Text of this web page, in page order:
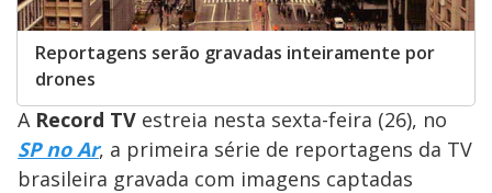
Reportagens serão gravadas inteiramente por
drones
A Record TV estreia nesta sexta-feira (26), no
SP no Ar, a primeira série de reportagens da TV
brasileira gravada com imagens captadas